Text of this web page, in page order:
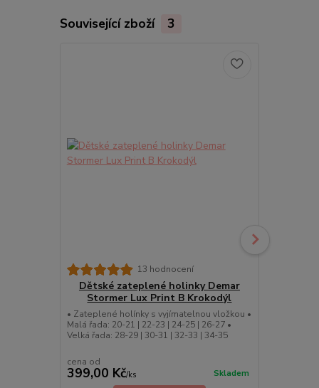
Související zboží 3
13 hodnocení
Dětské zateplené holinky Demar
Stormer Lux Print B Krokodýl
• Zateplené holínky s vyjímatelnou vložkou •
Malá řada: 20-21 | 22-23 | 24-25 | 26-27 •
Velká řada: 28-29 | 30-31 | 32-33 | 34-35
cena od
399,00 Kč/ks Skladem